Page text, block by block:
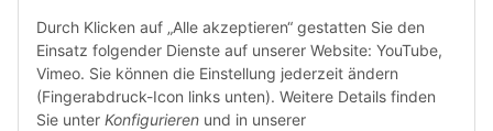
Durch Klicken auf „Alle akzeptieren“ gestatten Sie den
Einsatz folgender Dienste auf unserer Website: YouTube,
Vimeo. Sie können die Einstellung jederzeit ändern
(Fingerabdruck-Icon links unten). Weitere Details finden
Sie unter Konfigurieren und in unserer